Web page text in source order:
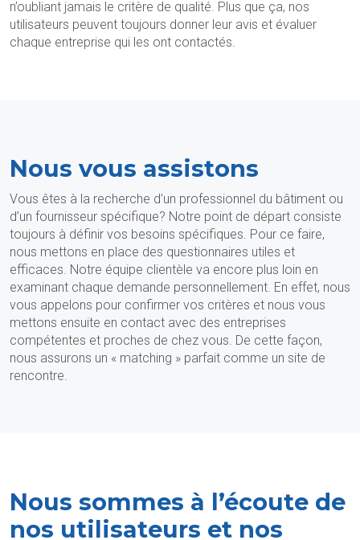
n’oubliant jamais le critère de qualité. Plus que ça, nos
utilisateurs peuvent toujours donner leur avis et évaluer
chaque entreprise qui les ont contactés.
Nous vous assistons
Vous êtes à la recherche d’un professionnel du bâtiment ou
d’un fournisseur spécifique? Notre point de départ consiste
toujours à définir vos besoins spécifiques. Pour ce faire,
nous mettons en place des questionnaires utiles et
efficaces. Notre équipe clientèle va encore plus loin en
examinant chaque demande personnellement. En effet, nous
vous appelons pour confirmer vos critères et nous vous
mettons ensuite en contact avec des entreprises
compétentes et proches de chez vous. De cette façon,
nous assurons un « matching » parfait comme un site de
rencontre.
Nous sommes à l’écoute de
nos utilisateurs et nos